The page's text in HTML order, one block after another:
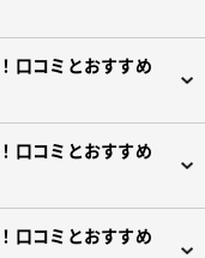
口コミとおすすめ
口コミとおすすめ
口コミとおすすめ